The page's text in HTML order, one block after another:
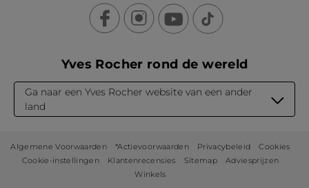
Yves Rocher rond de wereld
Ga naar een Yves Rocher website van een ander
land
Algemene Voorwaarden *Actievoorwaarden Privacybeleid
Cookies
Cookie-instellingen
Klantenrecensies Sitemap
Adviesprijzen
Winkels